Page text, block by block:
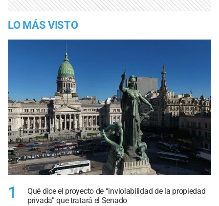
LO MÁS VISTO
1
Qué dice el proyecto de “inviolabilidad de la propiedad
privada” que tratará el Senado